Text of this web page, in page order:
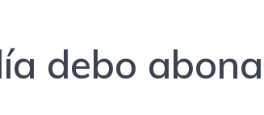
debo